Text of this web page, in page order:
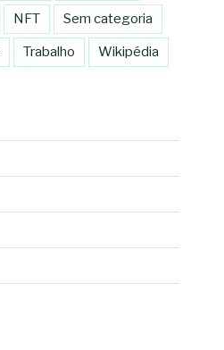
NFT Sem categoria
Trabalho Wikipédia